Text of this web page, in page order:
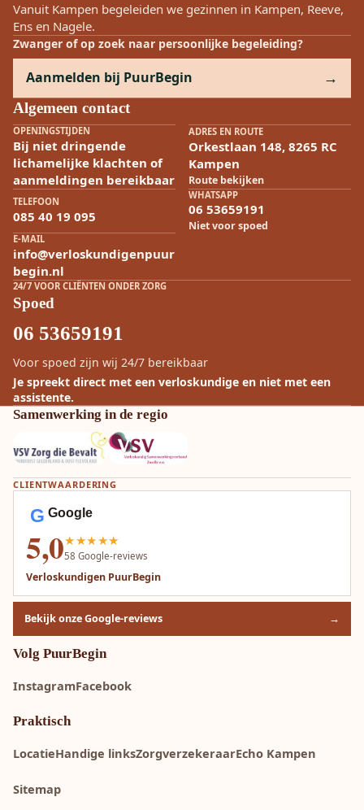
Vanuit Kampen begeleiden we gezinnen in Kampen, Reeve,
Ens en Nagele.
Zwanger of op zoek naar persoonlijke begeleiding?
Aanmelden bij PuurBegin
Algemeen contact
OPENINGSTIJDEN
Bij niet dringende
lichamelijke klachten of
aanmeldingen bereikbaar
ADRES EN ROUTE
Orkestlaan 148, 8265 RC
Kampen
Route bekijken
TELEFOON
085 40 19 095
WHATSAPP
06 53659191
Niet voor spoed
E-MAIL
info@verloskundigenpuur
begin.nl
24/7 VOOR CLIËNTEN ONDER ZORG
Spoed
06 53659191
Voor spoed zijn wij 24/7 bereikbaar
Je spreekt direct met een verloskundige en niet met een
assistente.
Samenwerking in de regio
CLIENTWAARDERING
G Google
5,0★★★★★
58 Google-reviews
Verloskundigen PuurBegin
Bekijk onze Google-reviews →
Volg PuurBegin
InstagramFacebook
Praktisch
LocatieHandige linksZorgverzekeraarEcho Kampen
Sitemap